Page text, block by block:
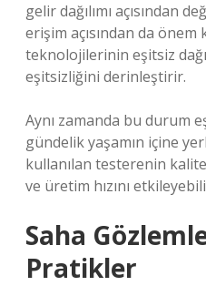
gelir dağılımı açısından
erişim açısından da önem
teknolojilerinin eşitsiz
eşitsizliğini derinleştirir.
Aynı zamanda bu durum
gündelik yaşamın içine
kullanılan testerenin
ve üretim hızını
Saha
Pratikler